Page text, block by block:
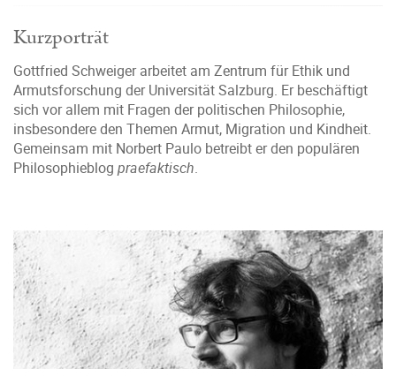
Kurzporträt
Gottfried Schweiger arbeitet am Zentrum für Ethik und
Armutsforschung der Universität Salzburg. Er beschäftigt
sich vor allem mit Fragen der politischen Philosophie,
insbesondere den Themen Armut, Migration und Kindheit.
Gemeinsam mit Norbert Paulo betreibt er den populären
Philosophieblog praefaktisch.